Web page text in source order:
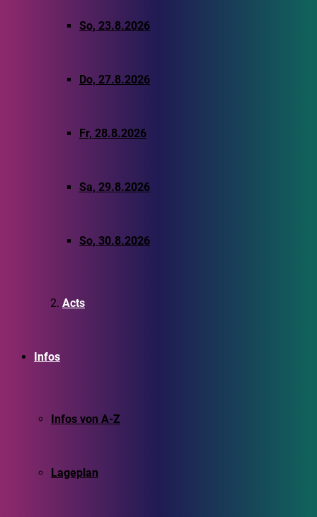
So, 23.8.2026
Do, 27.8.2026
Fr, 28.8.2026
Sa, 29.8.2026
So, 30.8.2026
Acts
Infos
Infos von A-Z
Lageplan